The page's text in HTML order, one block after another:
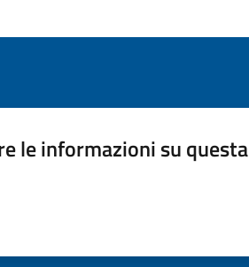
le informazioni su questa